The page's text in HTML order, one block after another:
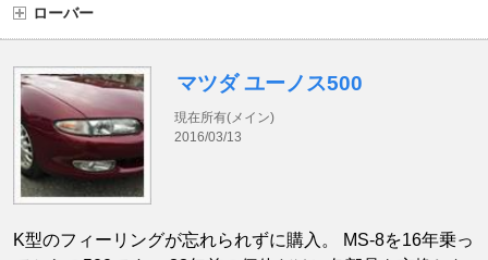
ローバー
マツダ ユーノス500
現在所有(メイン)
2016/03/13
K型のフィーリングが忘れられずに購入。 MS-8を16年乗っ